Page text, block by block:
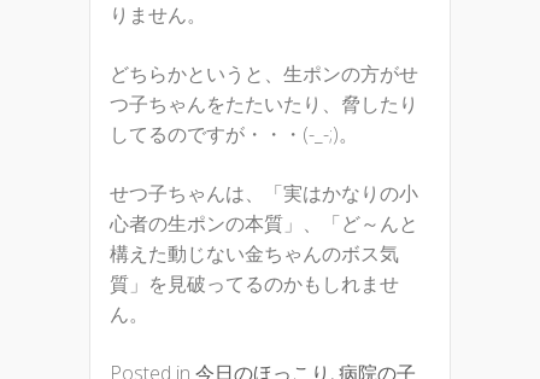
りません。
どちらかというと、生ポンの方がせ
つ子ちゃんをたたいたり、脅したり
してるのですが・・・(-_-;)。
せつ子ちゃんは、「実はかなりの小
心者の生ポンの本質」、「ど～んと
構えた動じない金ちゃんのボス気
質」を見破ってるのかもしれませ
ん。
Posted in 今日のほっこり ,病院の子